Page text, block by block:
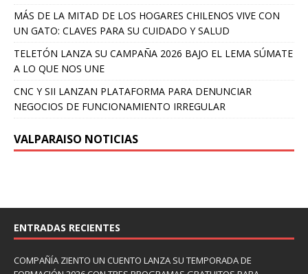
MÁS DE LA MITAD DE LOS HOGARES CHILENOS VIVE CON
UN GATO: CLAVES PARA SU CUIDADO Y SALUD
TELETÓN LANZA SU CAMPAÑA 2026 BAJO EL LEMA SÚMATE
A LO QUE NOS UNE
CNC Y SII LANZAN PLATAFORMA PARA DENUNCIAR
NEGOCIOS DE FUNCIONAMIENTO IRREGULAR
VALPARAISO NOTICIAS
ENTRADAS RECIENTES
COMPAÑÍA ZIENTO UN CUENTO LANZA SU TEMPORADA DE